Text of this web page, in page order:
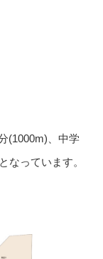
(1000m)、中学
なっています。